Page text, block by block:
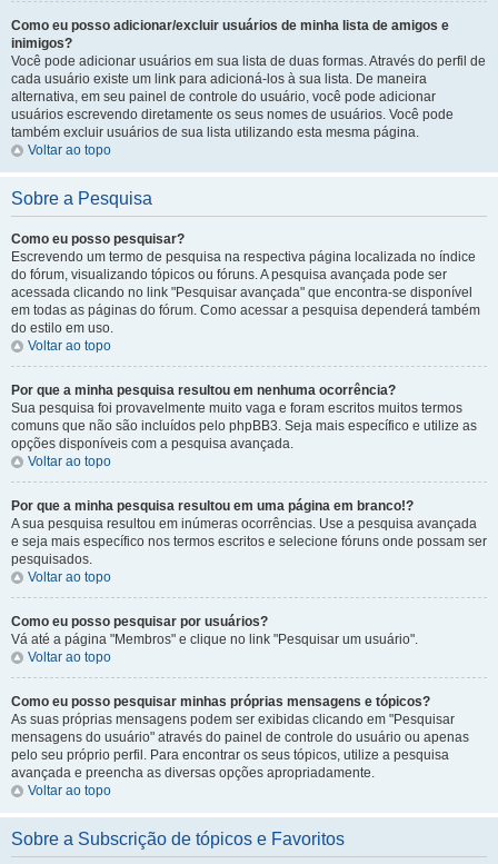
Como eu posso adicionar/excluir usuários de minha lista de amigos e
inimigos?
Você pode adicionar usuários em sua lista de duas formas. Através do perfil de
cada usuário existe um link para adicioná-los à sua lista. De maneira
alternativa, em seu painel de controle do usuário, você pode adicionar
usuários escrevendo diretamente os seus nomes de usuários. Você pode
também excluir usuários de sua lista utilizando esta mesma página.
Voltar ao topo
Sobre a Pesquisa
Como eu posso pesquisar?
Escrevendo um termo de pesquisa na respectiva página localizada no índice
do fórum, visualizando tópicos ou fóruns. A pesquisa avançada pode ser
acessada clicando no link "Pesquisar avançada" que encontra-se disponível
em todas as páginas do fórum. Como acessar a pesquisa dependerá também
do estilo em uso.
Voltar ao topo
Por que a minha pesquisa resultou em nenhuma ocorrência?
Sua pesquisa foi provavelmente muito vaga e foram escritos muitos termos
comuns que não são incluídos pelo phpBB3. Seja mais específico e utilize as
opções disponíveis com a pesquisa avançada.
Voltar ao topo
Por que a minha pesquisa resultou em uma página em branco!?
A sua pesquisa resultou em inúmeras ocorrências. Use a pesquisa avançada
e seja mais específico nos termos escritos e selecione fóruns onde possam ser
pesquisados.
Voltar ao topo
Como eu posso pesquisar por usuários?
Vá até a página "Membros" e clique no link "Pesquisar um usuário".
Voltar ao topo
Como eu posso pesquisar minhas próprias mensagens e tópicos?
As suas próprias mensagens podem ser exibidas clicando em "Pesquisar
mensagens do usuário" através do painel de controle do usuário ou apenas
pelo seu próprio perfil. Para encontrar os seus tópicos, utilize a pesquisa
avançada e preencha as diversas opções apropriadamente.
Voltar ao topo
Sobre a Subscrição de tópicos e Favoritos